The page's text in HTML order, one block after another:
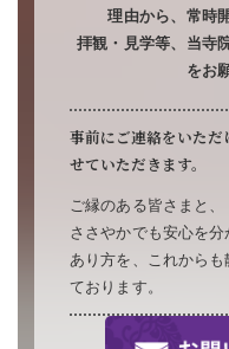
理由から、常時
拝観・見学等、当寺
をお
事前にご連絡をいただ
せていただきます。
ご縁のある皆さまと、
ささやかでも安心を
あり方を、これから
ております。